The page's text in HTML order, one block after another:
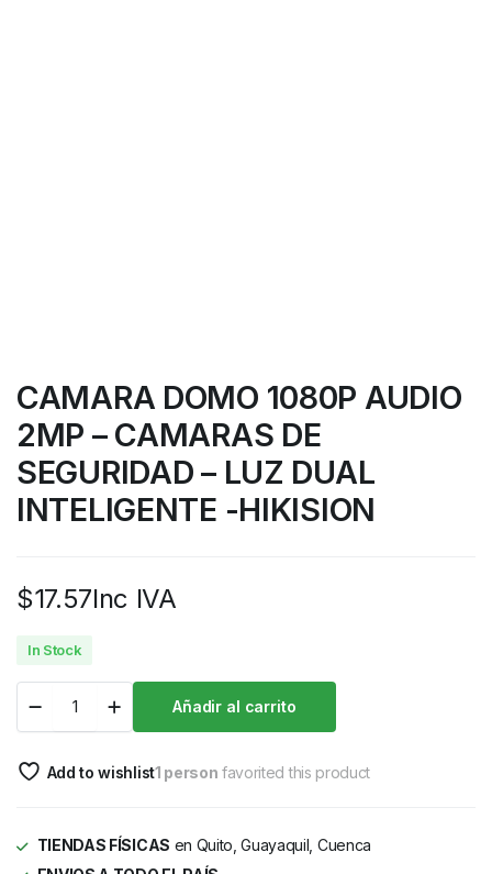
CAMARA DOMO 1080P AUDIO
2MP – CAMARAS DE
SEGURIDAD – LUZ DUAL
INTELIGENTE -HIKISION
$17.57Inc IVA
In Stock
Añadir al carrito
Add to wishlist1 person favorited this product
TIENDAS FÍSICAS en Quito, Guayaquil, Cuenca